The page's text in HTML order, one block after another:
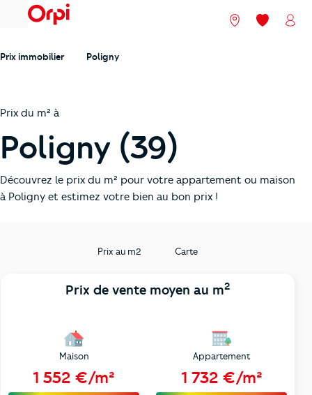
menu Nos agences
Mes
Prix immobilier Poligny
Prix du m² à
Poligny (39)
Découvrez le prix du m² pour votre appartement ou maison
à Poligny et estimez votre bien au bon prix !
Prix au m2 Carte
Prix de vente moyen au m2
Maison
1 552 €/m²
Appartement
1 732 €/m²